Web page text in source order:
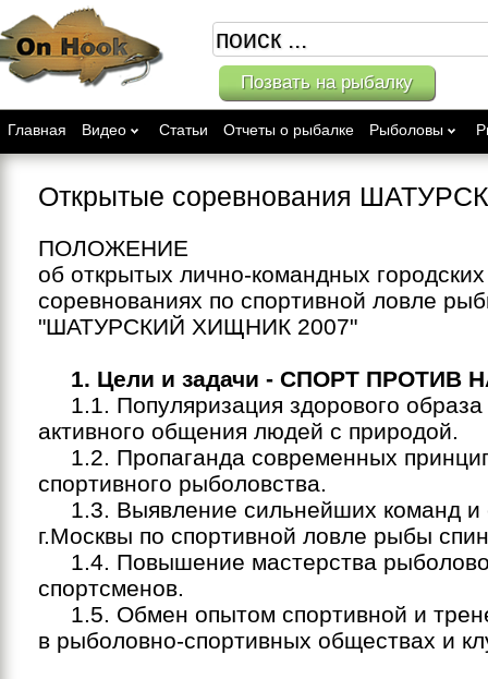
Позвать на рыбалку
Главная Видео Статьи Отчеты о рыбалке Рыболовы
Открытые соревнования
ПОЛОЖЕНИЕ
об открытых лично-командных городских
соревнованиях по спортивной ловле
"ШАТУРСКИЙ ХИЩНИК 2007"
1. Цели и задачи - СПОРТ ПРОТИВ
1.1. Популяризация здорового образа
активного общения людей с природой.
1.2. Пропаганда современных
спортивного рыболовства.
1.3. Выявление сильнейших команд и
г.Москвы по спортивной ловле рыбы
1.4. Повышение мастерства
спортсменов.
1.5. Обмен опытом спортивной и
в рыболовно-спортивных обществах и